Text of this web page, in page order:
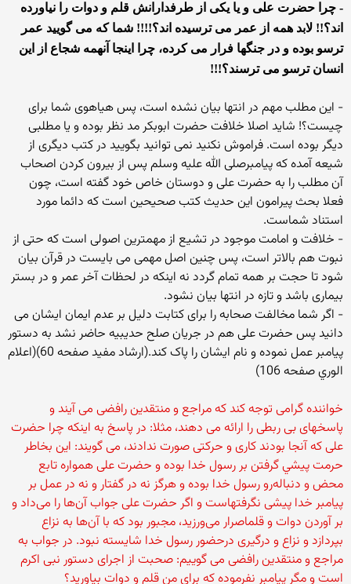
- چرا حضرت علی و یا یکی از طرفدارانش قلم و دوات را نیاورده
اند؟!! لابد همه از عمر می ترسیده اند؟!!!! شما که می گویید عمر
ترسو بوده و در جنگها فرار می کرده، چرا اینجا آنهمه شجاع از این
انسان ترسو می ترسند؟!!!
- این مطلب مهم در انتها بیان نشده است، پس هیاهوی شما برای
چیست؟! شاید اصلا خلافت حضرت ابوبکر مد نظر بوده و یا مطلبی
دیگر بوده است. فراموش نکنید نمی توانید بگویید در کتب دیگری از
شیعه آمده که پیامبرصلی الله علیه وسلم پس از بیرون کردن اصحاب
آن مطلب را به حضرت علی و دوستان خاص خود گفته است، چون
فعلا بحث پیرامون این حدیث کتب صحیحین است که دائما مورد
استناد شماست.
- خلافت و امامت موجود در تشیع از مهمترین اصولی است که حتی از
نبوت هم بالاتر است، پس چنین اصل مهمی می بایست در قرآن بیان
شود تا حجت بر همه تمام گردد نه اینکه در لحظات آخر عمر و در بستر
بیماری باشد و تازه در انتها بیان نشود.
- اگر شما مخالفت صحابه را برای کتابت دلیل بر عدم ایمان ایشان می
دانید پس حضرت علی هم در جریان صلح حدیبیه حاضر نشد به دستور
پیامبر عمل نموده و نام ایشان را پاک کند.(ارشاد مفيد صفحه 60)(اعلام
الوري صفحه 106)
خواننده گرامی توجه کند که مراجع و منتقدین رافضی می آیند و
پاسخهای بی ربطی را ارائه می دهند، مثلا: در پاسخ به اینکه چرا حضرت
علی که آنجا بودند کاری و حرکتی صورت ندادند، می گویند: این بخاطر
حرمت پيشي گرفتن بر رسول خدا بوده و حضرت علی همواره تابع
محض و دنباله‌رو رسول خدا بوده و هرگز نه در گفتار و نه در عمل بر
پيامبر خدا پيشى نگرفتهاست و اگر حضرت علی جواب آن‌ها را مى‌داد و
بر آوردن دوات و قلماصرار مى‌ورزيد، مجبور بود كه با آن‌ها به نزاع
بپردازد و نزاع و درگيرى درحضور رسول خدا شايسته نبود. در جواب به
مراجع و منتقدین رافضی می گوییم: صحبت از اجرای دستور نبی اکرم
است و مگر پیامبر نفرموده که برای من قلم و دوات بیاورید؟